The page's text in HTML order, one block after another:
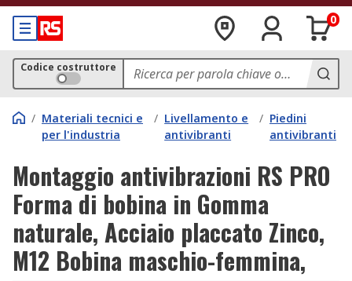
0
Codice costruttore
/ Materiali tecnici e
per l'industria
/ Livellamento e
antivibranti
/ Piedini
antivibranti
Montaggio antivibrazioni RS PRO
Forma di bobina in Gomma
naturale, Acciaio placcato Zinco,
M12 Bobina maschio-femmina,